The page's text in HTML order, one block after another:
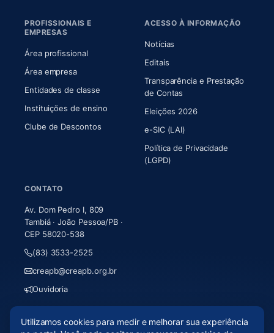
PROFISSIONAIS E
EMPRESAS
Área profissional
Área empresa
Entidades de classe
Instituições de ensino
Clube de Descontos
ACESSO À INFORMAÇÃO
Notícias
Editais
Transparência e Prestação
de Contas
Eleições 2026
e-SIC (LAI)
Política de Privacidade
(LGPD)
CONTATO
Av. Dom Pedro I, 809
Tambiá · João Pessoa/PB ·
CEP 58020-538
(83) 3533-2525
creapb@creapb.org.br
Ouvidoria
© 2026 CREA-PB · Todos os direitos reservados
Utilizamos cookies para medir e melhorar sua experiência